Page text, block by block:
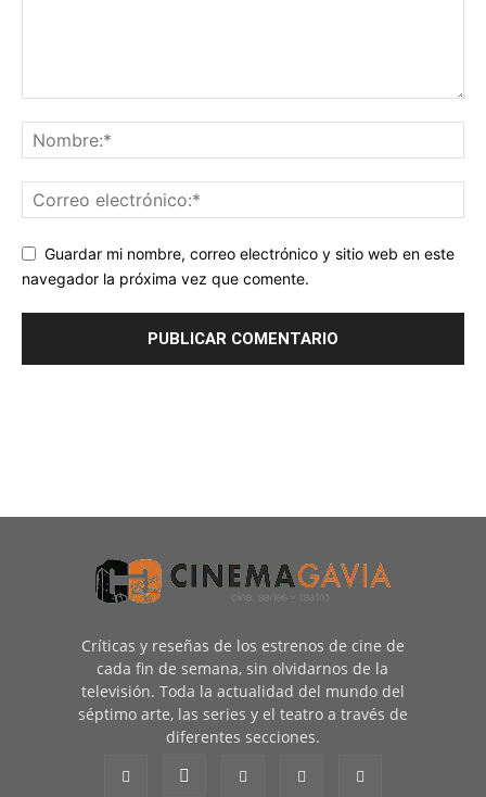
Guardar mi nombre, correo electrónico y sitio web en este
navegador la próxima vez que comente.
Críticas y reseñas de los estrenos de cine de
cada fin de semana, sin olvidarnos de la
televisión. Toda la actualidad del mundo del
séptimo arte, las series y el teatro a través de
diferentes secciones.